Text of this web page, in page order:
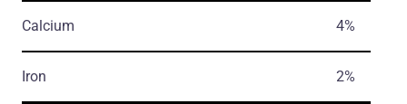
Calcium 4%
Iron 2%